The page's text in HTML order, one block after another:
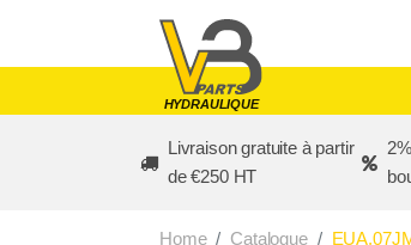
HYDRAULIQUE
Livraison gratuite à partir
de €250 HT
Home Catalogue